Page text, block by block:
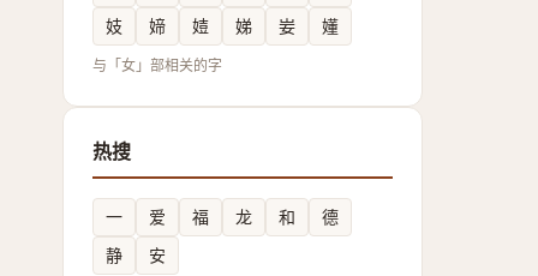
妓
媂 㛸 娣 妛 嬞
与「女」部相关的字
热搜
一 爱 福 龙 和
德
静
安